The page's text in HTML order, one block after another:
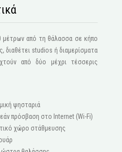
μέτρων από τη θάλασσα σε κήπο
studios ή διαμερίσματα
από δύο μέχρι τέσσερις
ψησταριά
πρόσβαση στο Internet (Wi-Fi)
χώρο στάθμευσης